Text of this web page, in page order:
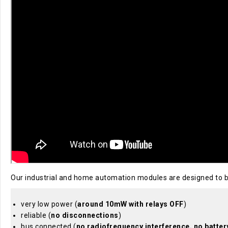
Our industrial and home automation modules are designed to
very low power (around 10mW with relays OFF)
reliable (no disconnections)